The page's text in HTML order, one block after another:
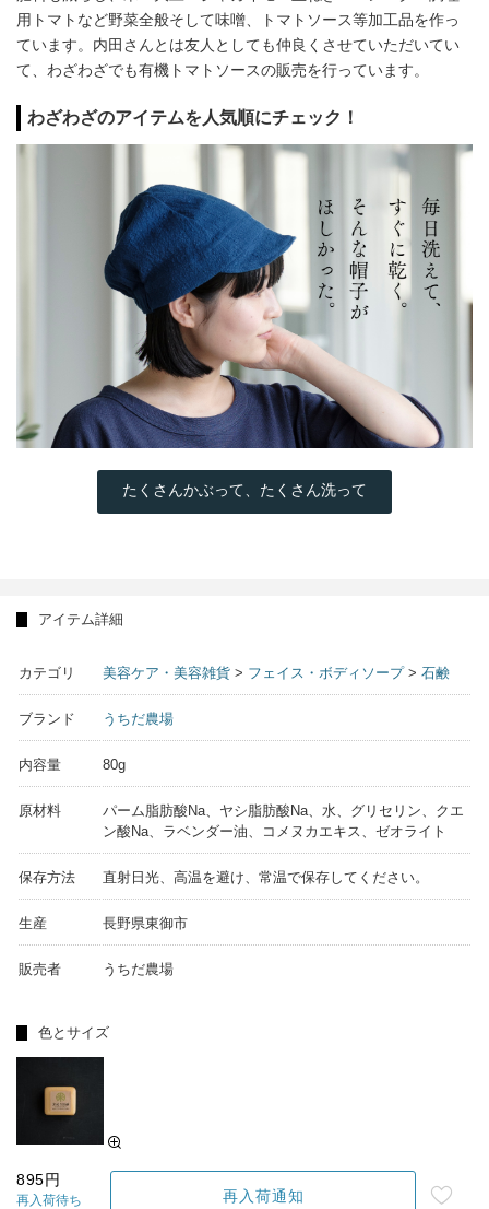
用トマトなど野菜全般そして味噌、トマトソース等加工品を作っ
ています。内田さんとは友人としても仲良くさせていただいてい
て、わざわざでも有機トマトソースの販売を行っています。
わざわざのアイテムを人気順にチェック！
たくさんかぶって、たくさん洗って
アイテム詳細
カテゴリ 美容ケア・美容雑貨 > フェイス・ボディソープ> 石鹸
ブランド うちだ農場
内容量 80g
原材料
パーム脂肪酸Na、ヤシ脂肪酸Na、水、グリセリン、クエ
ン酸Na、ラベンダー油、コメヌカエキス、ゼオライト
保存方法 直射日光、高温を避け、常温で保存してください。
生産 長野県東御市
販売者 うちだ農場
色とサイズ
895円
再入荷待ち 再入荷通知